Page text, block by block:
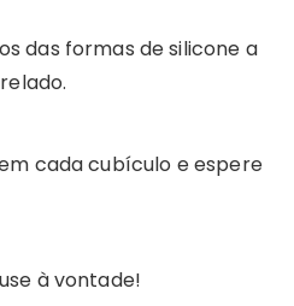
das formas de silicone a
cada cubículo e espere
à vontade!